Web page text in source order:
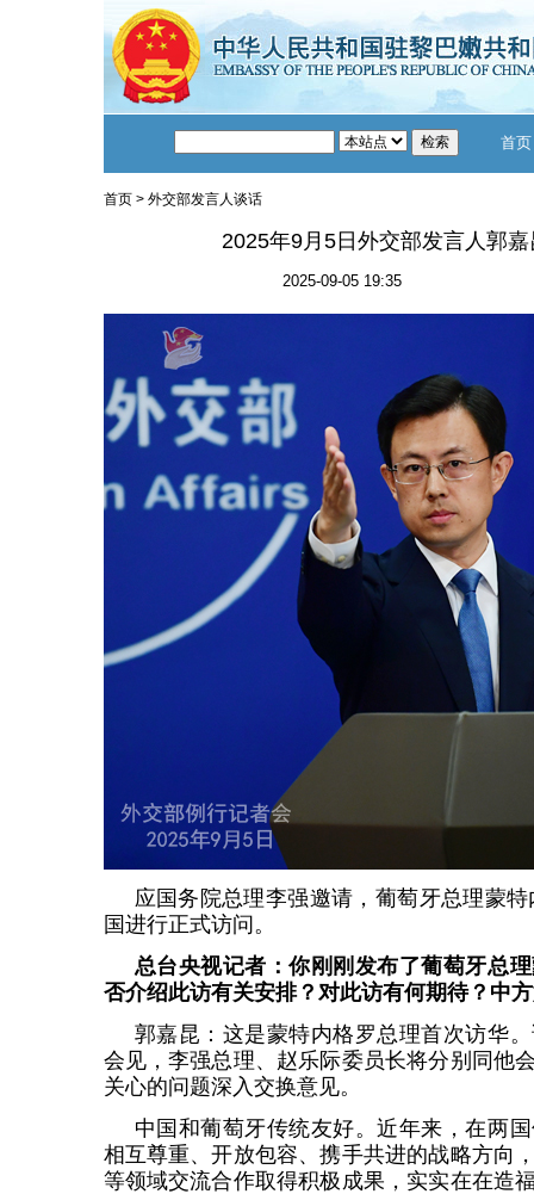
首页
首页> 外交部发言人谈话
2025年9月5日外交部发言人郭
2025-09-05 19:35
应国务院总理李强邀请，葡萄牙总理蒙
国进行正式访问。
总台央视记者：你刚刚发布了葡萄牙总
否介绍此访有关安排？对此访有何期待？中
郭嘉昆：这是蒙特内格罗总理首次访华
会见，李强总理、赵乐际委员长将分别同他
关心的问题深入交换意见。
中国和葡萄牙传统友好。近年来，在两
相互尊重、开放包容、携手共进的战略方向
等领域交流合作取得积极成果，实实在在造